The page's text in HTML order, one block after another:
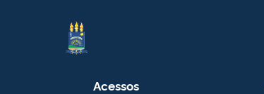
Acessos